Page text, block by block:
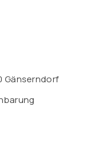
Gänserndorf